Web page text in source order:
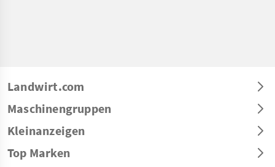
Landwirt.com
Maschinengruppen
Kleinanzeigen
Top Marken